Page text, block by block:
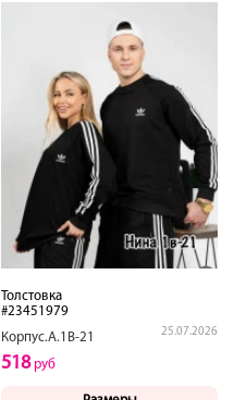
Толстовка
#23451979
Корпус.А.1В-21
25.07.2026
518руб